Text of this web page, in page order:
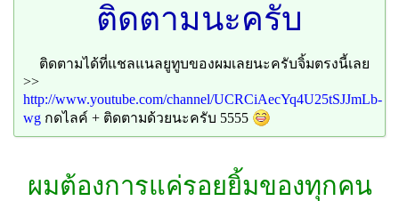
ติดตามนะครับ
ติดตามได้ที่แชลแนลยูทูบของผมเลยนะครับจิ้มตรงนี้เลย
>>
http://www.youtube.com/channel/UCRCiAecYq4U25tSJJmLb-
wg กดไลค์ + ติดตามด้วยนะครับ 5555
ผมต้องการแค่รอยยิ้มของทุกคน